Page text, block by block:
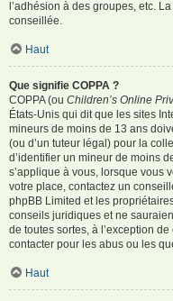
l’adhésion à des groupes, etc.
conseillée.
Haut
Que signifie COPPA ?
COPPA (ou Children’s Online
États-Unis qui dit que les sites
mineurs de moins de 13 ans
(ou d’un tuteur légal) pour la
d’identifier un mineur de moins
s’applique à vous, lorsque vous
votre place, contactez un
phpBB Limited et les
conseils juridiques et ne
de toutes sortes, à l’exception
contacter pour les abus ou les
Haut